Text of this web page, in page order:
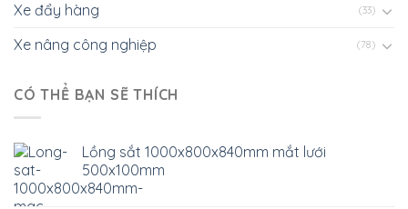
Xe đẩy hàng (33)
Xe nâng công nghiệp (78)
CÓ THỂ BẠN SẼ THÍCH
Lồng sắt 1000x800x840mm mắt lưới
500x100mm